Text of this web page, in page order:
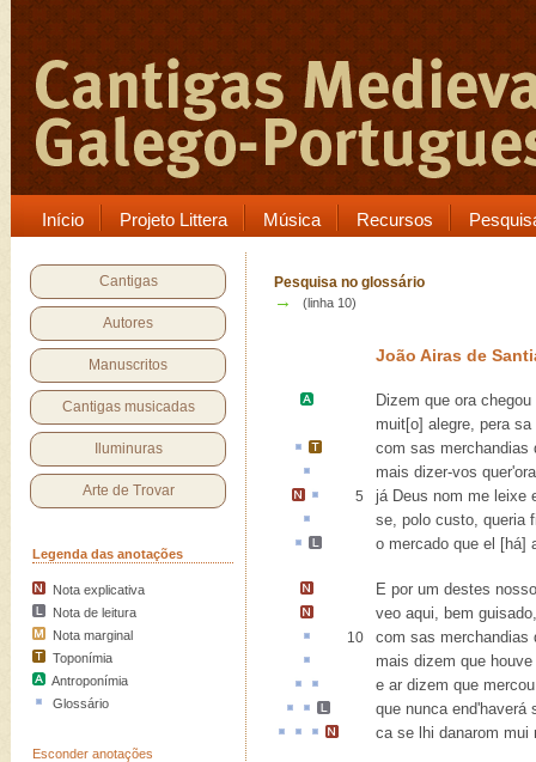
Início Projeto Littera Música Recursos
Cantigas
Autores
Manuscritos
Cantigas musicadas
Iluminuras
Arte de Trovar
Legenda das anotações
Nota explicativa
Nota de leitura
Nota marginal
Toponímia
Antroponímia
Glossário
Esconder anotações
Pesquisa no glossário
→ (linha 10)
João Airas de
Dizem que ora chegou
muit[o] alegre, pera sa
com sas merchandias
mais dizer-vos
5 já Deus nom me leixe
se, polo custo, queria
o mercado que el [há]
E por um destes
veo aqui, bem guisado
10
com sas merchandias
mais dizem que
e ar dizem que mercou
que nunca end'haverá
case lhi danarom mui